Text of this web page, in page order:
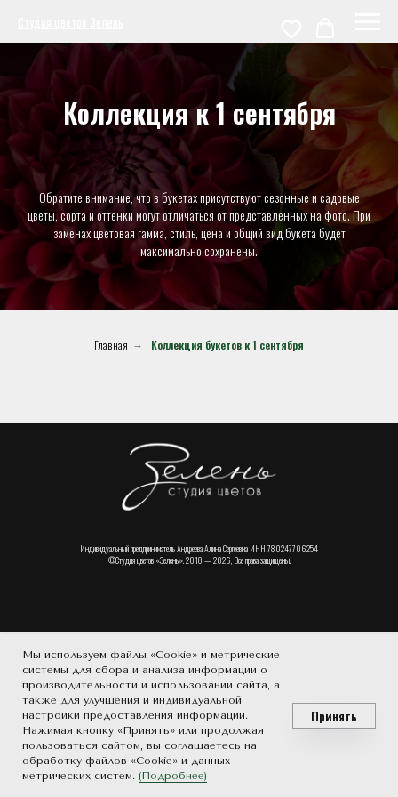
Мы используем файлы «Cookie» и метрические
системы для сбора и анализа информации о
производительности и использовании сайта, а
также для улучшения и индивидуальной
настройки предоставления информации.
Нажимая кнопку «Принять» или продолжая
пользоваться сайтом, вы соглашаетесь на
обработку файлов «Cookie» и данных
метрических систем. (Подробнее)
Принять
Коллекция к 1 сентября
Обратите внимание, что в букетах присутствуют сезонные и садовые
цветы, сорта и оттенки могут отличаться от представленных на фото. При
заменах цветовая гамма, стиль, цена и общий вид букета будет
максимально сохранены.
Главная → Коллекция букетов к 1 сентября
Индивидуальный предприниматель Андреева Алина Сергеевна ИНН 780247706254
©Студия цветов «Зелень». 2018 — 2026, Все права защищены.